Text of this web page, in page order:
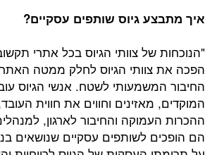
איך מתבצע גיוס שותפים עסקיים?
"הנוכחות של צוותי הגיוס בכל אתרי
הפכה את צוותי הגיוס לחלק ממטה
החיבור המשמעותי לשטח. אנשי הגיוס
המוקדים, מאזינים וחווים את חווית
ההכרות העמוקה והחיבור לארגון,
הם הופכים לשותפים עסקיים שנושאים